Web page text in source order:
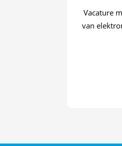
Vacature
van